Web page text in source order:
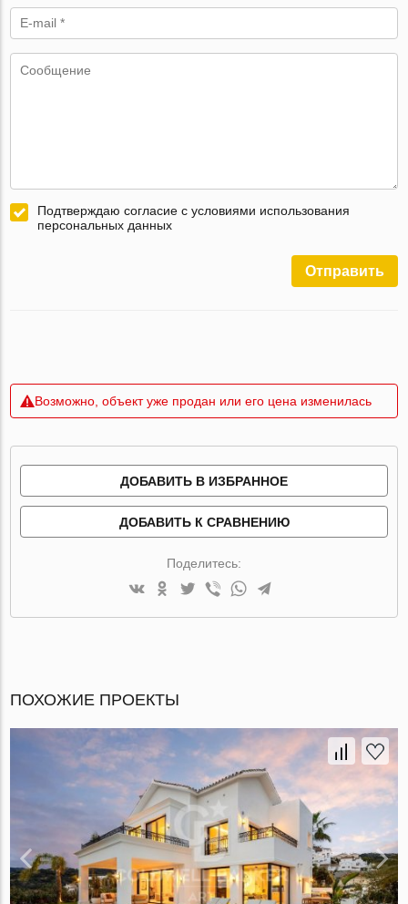
Подтверждаю согласие с условиями использования
персональных данных
Отправить
Возможно, объект уже продан или его цена изменилась
ДОБАВИТЬ В ИЗБРАННОЕ
ДОБАВИТЬ К СРАВНЕНИЮ
Поделитесь:
ПОХОЖИЕ ПРОЕКТЫ